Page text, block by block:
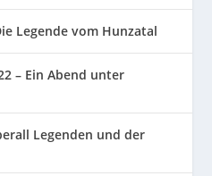
Legende vom Hunzatal
– Ein Abend unter
Legenden und der